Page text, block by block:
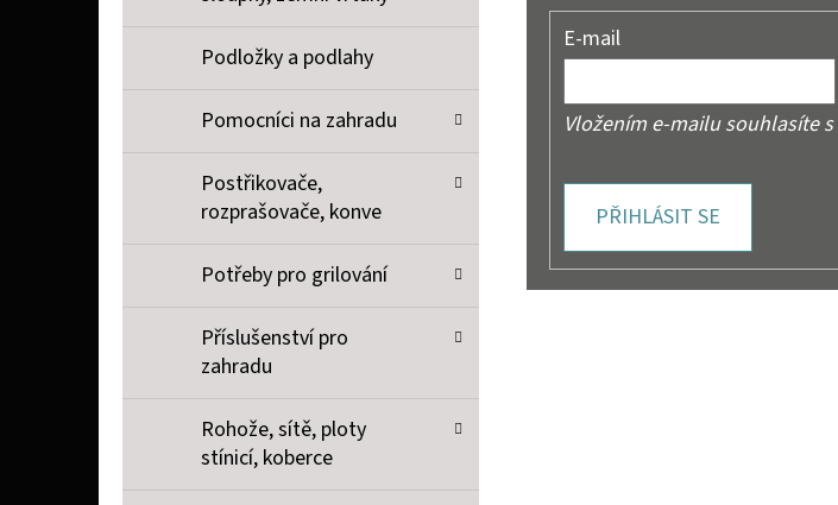
Podložky a podlahy
Pomocníci na zahradu
Postřikovače,
rozprašovače, konve
Potřeby pro grilování
Příslušenství pro
zahradu
Rohože, sítě, ploty
stínicí, koberce
E-mail
Vložením e-mailu souhlasíte s
PŘIHLÁSIT SE